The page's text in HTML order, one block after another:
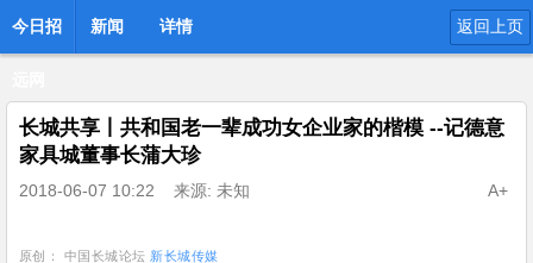
今日招 新闻 详情 返回上页
长城共享丨共和国老一辈成功女企业家的楷模 --记德意
家具城董事长蒲大珍
2018-06-07 10:22 来源: 未知 A+
原创： 中国长城论坛 新长城传媒